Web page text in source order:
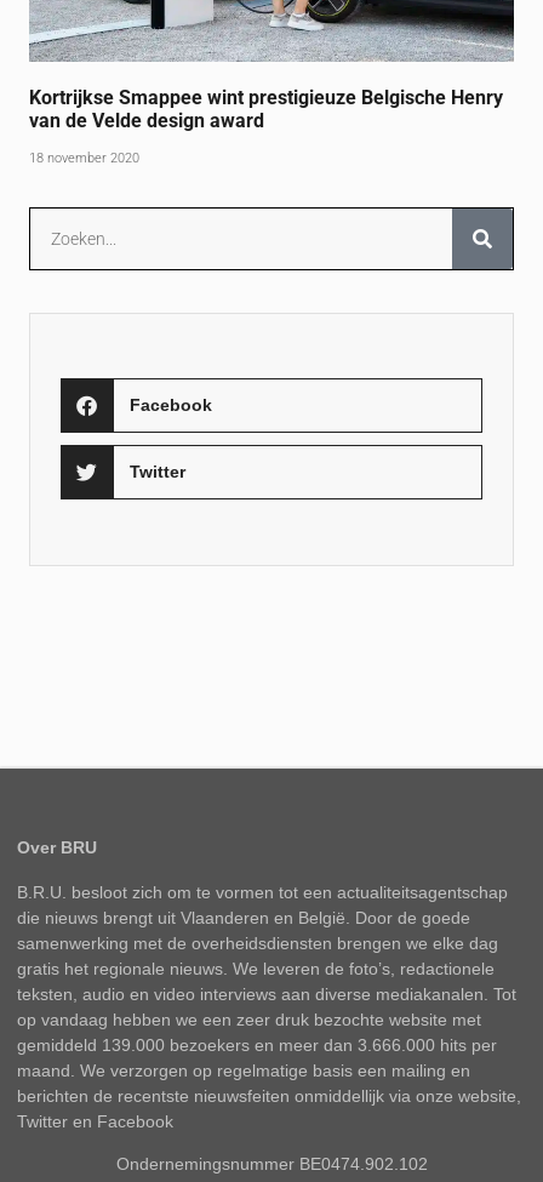
Kortrijkse Smappee wint prestigieuze Belgische Henry
van de Velde design award
18 november 2020
Facebook
Twitter
Over BRU
B.R.U. besloot zich om te vormen tot een actualiteitsagentschap
die nieuws brengt uit Vlaanderen en België. Door de goede
samenwerking met de overheidsdiensten brengen we elke dag
gratis het regionale nieuws. We leveren de foto’s, redactionele
teksten, audio en video interviews aan diverse mediakanalen. Tot
op vandaag hebben we een zeer druk bezochte website met
gemiddeld 139.000 bezoekers en meer dan 3.666.000 hits per
maand. We verzorgen op regelmatige basis een mailing en
berichten de recentste nieuwsfeiten onmiddellijk via onze website,
Twitter en Facebook
Ondernemingsnummer BE0474.902.102